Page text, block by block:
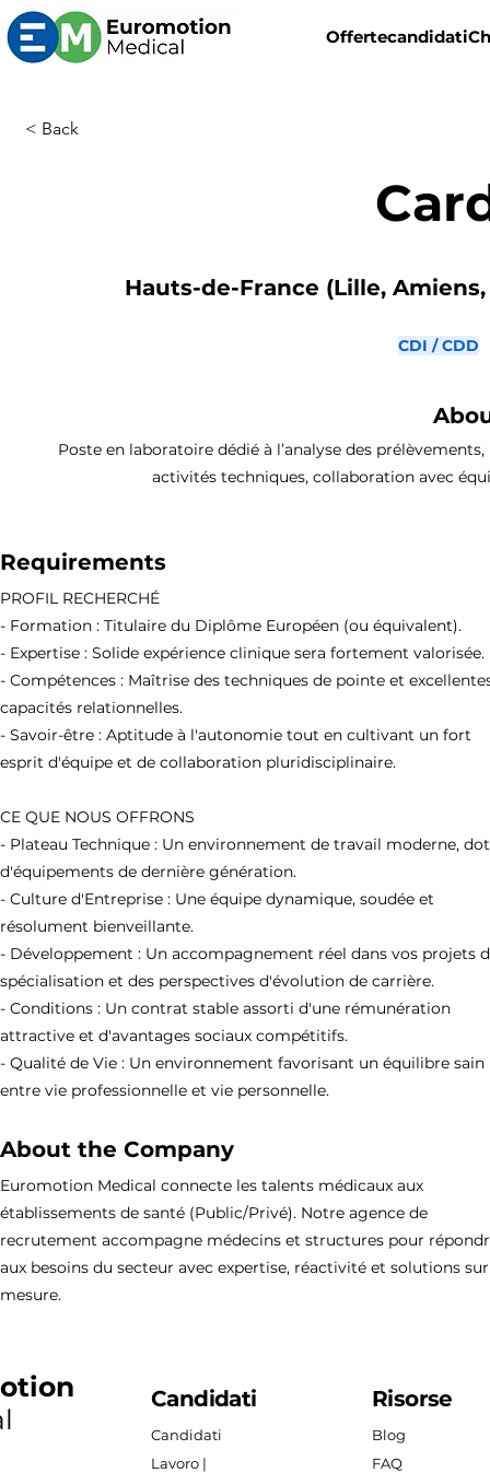
Offertecandidati
< Back
Hauts-de-France (Lille,
CDI / CDD
Poste en laboratoire dédié à l’analyse des
activités techniques, collaboration avec
Requirements
PROFIL RECHERCHÉ
- Formation : Titulaire du Diplôme Européen (ou équivalent).
- Expertise : Solide expérience clinique sera fortement valorisée.
- Compétences : Maîtrise des techniques de pointe et
capacités relationnelles.
- Savoir-être : Aptitude à l'autonomie tout en cultivant un fort
esprit d'équipe et de collaboration pluridisciplinaire.
CE QUE NOUS OFFRONS
- Plateau Technique : Un environnement de travail moderne,
d'équipements de dernière génération.
- Culture d'Entreprise : Une équipe dynamique, soudée et
résolument bienveillante.
- Développement : Un accompagnement réel dans vos projets
spécialisation et des perspectives d'évolution de carrière.
- Conditions : Un contrat stable assorti d'une rémunération
attractive et d'avantages sociaux compétitifs.
- Qualité de Vie : Un environnement favorisant un équilibre sain
entre vie professionnelle et vie personnelle.
About the Company
Euromotion Medical connecte les talents médicaux aux
établissements de santé (Public/Privé). Notre agence de
recrutement accompagne médecins et structures pour
aux besoins du secteur avec expertise, réactivité et solutions sur
mesure.
Candidati
Candidati
Lavoro |
Risorse
Blog
FAQ